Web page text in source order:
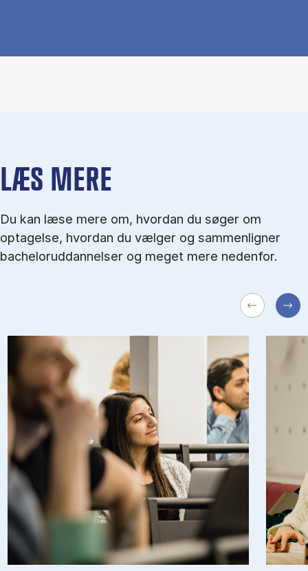
LÆS MERE
Du kan læse mere om, hvordan du søger om
optagelse, hvordan du vælger og sammenligner
bacheloruddannelser og meget mere nedenfor.